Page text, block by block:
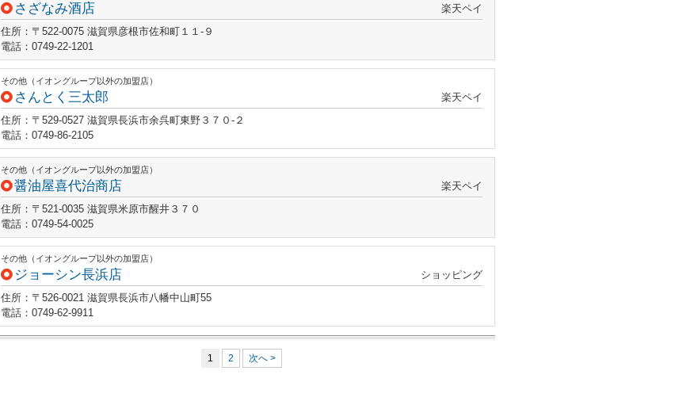
さざなみ酒店
楽天ペイ
住所：〒522-0075 滋賀県彦根市佐和町１１‐９
電話：0749-22-1201
その他（イオングループ以外の加盟店）
さんとく三太郎
楽天ペイ
住所：〒529-0527 滋賀県長浜市余呉町東野３７０‐２
電話：0749-86-2105
その他（イオングループ以外の加盟店）
醤油屋喜代治商店
楽天ペイ
住所：〒521-0035 滋賀県米原市醒井３７０
電話：0749-54-0025
その他（イオングループ以外の加盟店）
ジョーシン長浜店
ショッピング
住所：〒526-0021 滋賀県長浜市八幡中山町55
電話：0749-62-9911
1 2 次へ >